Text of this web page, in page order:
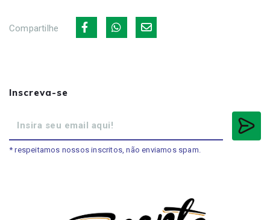
Compartilhe
Inscreva-se
* respeitamos nossos inscritos, não enviamos spam.